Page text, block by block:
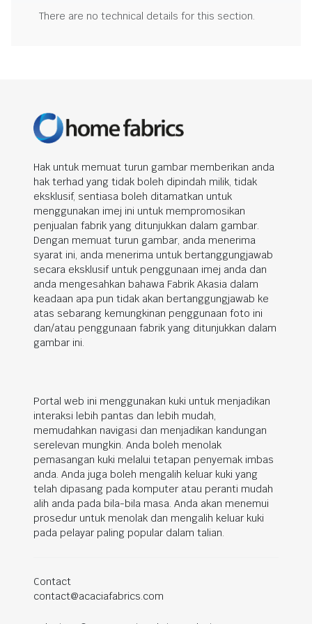
There are no technical details for this section.
Hak untuk memuat turun gambar memberikan anda
hak terhad yang tidak boleh dipindah milik, tidak
eksklusif, sentiasa boleh ditamatkan untuk
menggunakan imej ini untuk mempromosikan
penjualan fabrik yang ditunjukkan dalam gambar.
Dengan memuat turun gambar, anda menerima
syarat ini, anda menerima untuk bertanggungjawab
secara eksklusif untuk penggunaan imej anda dan
anda mengesahkan bahawa Fabrik Akasia dalam
keadaan apa pun tidak akan bertanggungjawab ke
atas sebarang kemungkinan penggunaan foto ini
dan/atau penggunaan fabrik yang ditunjukkan dalam
gambar ini.
Portal web ini menggunakan kuki untuk menjadikan
interaksi lebih pantas dan lebih mudah,
memudahkan navigasi dan menjadikan kandungan
serelevan mungkin. Anda boleh menolak
pemasangan kuki melalui tetapan penyemak imbas
anda. Anda juga boleh mengalih keluar kuki yang
telah dipasang pada komputer atau peranti mudah
alih anda pada bila-bila masa. Anda akan menemui
prosedur untuk menolak dan mengalih keluar kuki
pada pelayar paling popular dalam talian.
Contact
contact@acaciafabrics.com